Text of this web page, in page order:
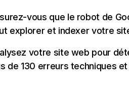
vous que le robot de
explorer et indexer votre
votre site web pour
de 130 erreurs techniques et